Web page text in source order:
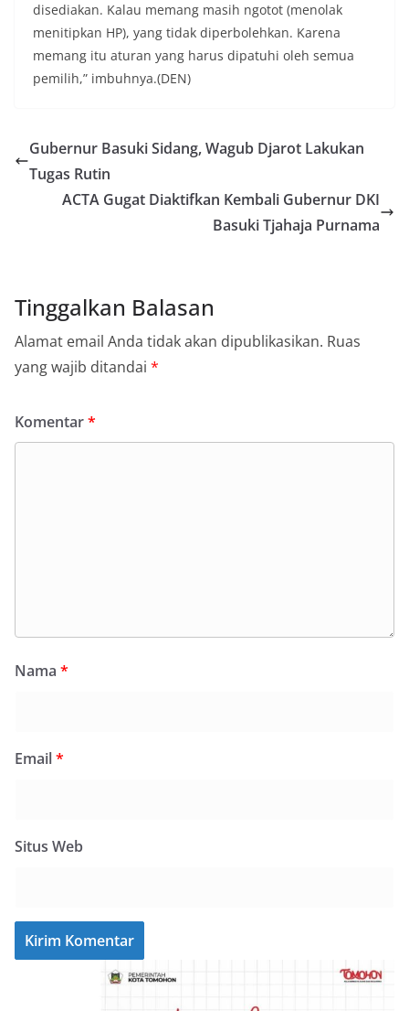
disediakan. Kalau memang masih ngotot (menolak
menitipkan HP), yang tidak diperbolehkan. Karena
memang itu aturan yang harus dipatuhi oleh semua
pemilih,” imbuhnya.(DEN)
Gubernur Basuki Sidang, Wagub Djarot Lakukan
Tugas Rutin
ACTA Gugat Diaktifkan Kembali Gubernur DKI
Basuki Tjahaja Purnama
Tinggalkan Balasan
Alamat email Anda tidak akan dipublikasikan. Ruas
yang wajib ditandai *
Komentar*
Nama *
Email*
Situs Web